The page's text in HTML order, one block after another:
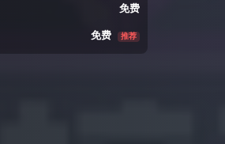
免费
免费 推荐